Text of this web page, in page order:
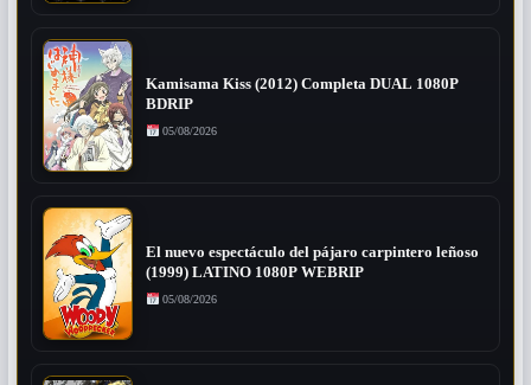
Kamisama Kiss (2012) Completa DUAL 1080P
BDRIP
05/08/2026
El nuevo espectáculo del pájaro carpintero leñoso
(1999) LATINO 1080P WEBRIP
05/08/2026